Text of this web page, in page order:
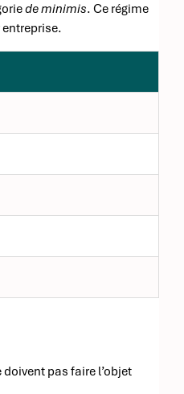
de minimis. Ce régime
pas faire l’objet